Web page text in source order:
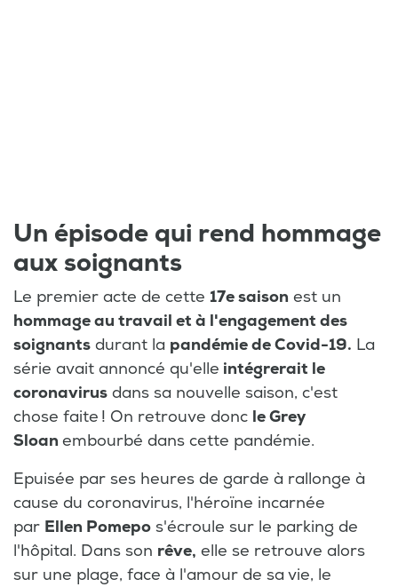
Un épisode qui rend hommage
aux soignants
Le premier acte de cette 17e saison est un
hommage au travail et à l'engagement des
soignants durant la pandémie de Covid-19. La
série avait annoncé qu'elle intégrerait le
coronavirus dans sa nouvelle saison, c'est
chose faite ! On retrouve donc le Grey
Sloan embourbé dans cette pandémie.
Epuisée par ses heures de garde à rallonge à
cause du coronavirus, l'héroïne incarnée
par Ellen Pomepo s'écroule sur le parking de
l'hôpital. Dans son rêve, elle se retrouve alors
sur une plage, face à l'amour de sa vie, le